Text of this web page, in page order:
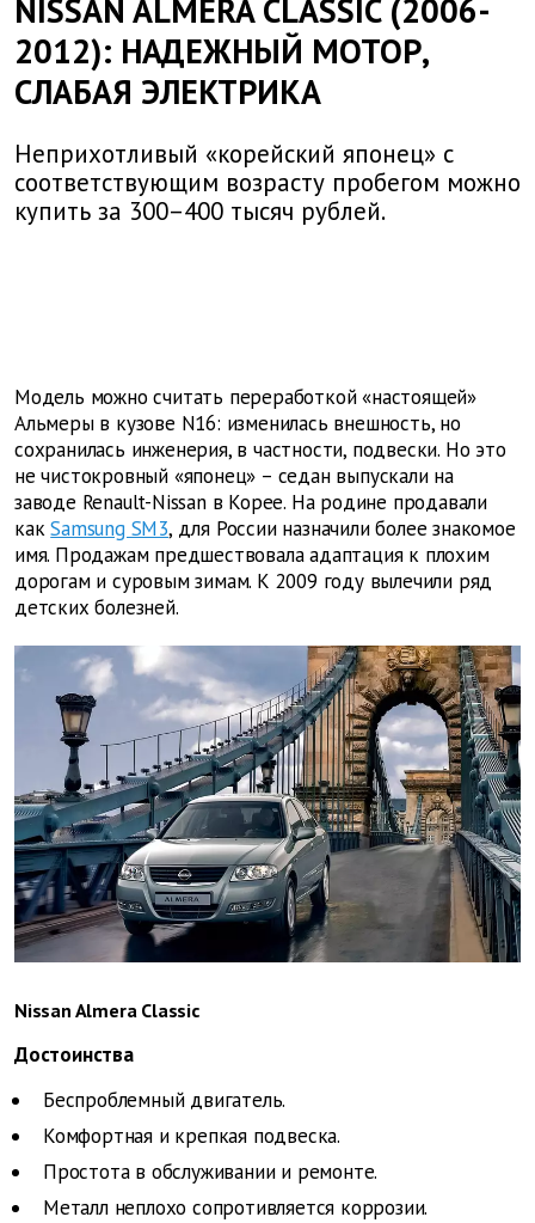
NISSAN ALMERA CLASSIC (2006-
2012): НАДЕЖНЫЙ МОТОР,
СЛАБАЯ ЭЛЕКТРИКА
Неприхотливый «корейский японец» с
соответствующим возрасту пробегом можно
купить за 300–400 тысяч рублей.
Модель можно считать переработкой «настоящей»
Альмеры в кузове N16: изменилась внешность, но
сохранилась инженерия, в частности, подвески. Но это
не чистокровный «японец» – седан выпускали на
заводе Renault-Nissan в Корее. На родине продавали
как Samsung SM3, для России назначили более знакомое
имя. Продажам предшествовала адаптация к плохим
дорогам и суровым зимам. К 2009 году вылечили ряд
детских болезней.
Nissan Almera Classic
Достоинства
Беспроблемный двигатель. ­
Комфортная и крепкая подвеска.
Простота в обслуживании и ремонте.
Металл неплохо сопротивляется ­коррозии.